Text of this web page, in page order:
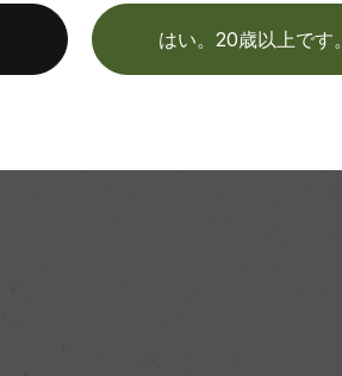
はい。20歳以上です。